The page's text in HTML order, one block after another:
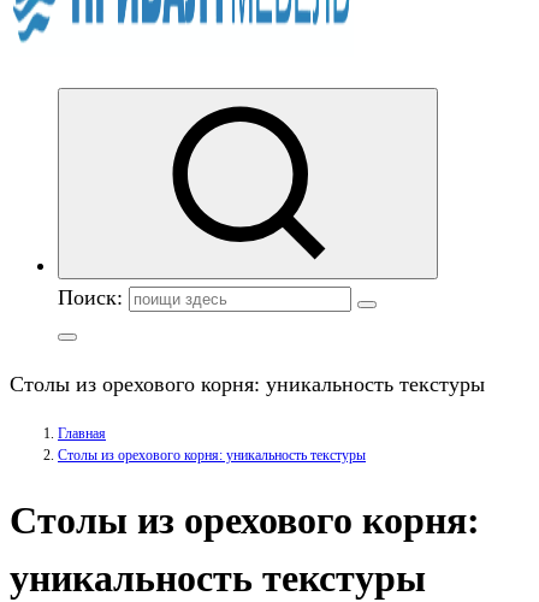
Поиск:
Столы из орехового корня: уникальность текстуры
Главная
Столы из орехового корня: уникальность текстуры
Столы из орехового корня:
уникальность текстуры